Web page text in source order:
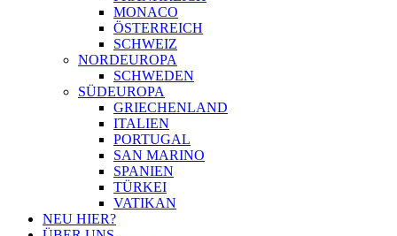
MONACO
ÖSTERREICH
SCHWEIZ
NORDEUROPA
SCHWEDEN
SÜDEUROPA
GRIECHENLAND
ITALIEN
PORTUGAL
SAN MARINO
SPANIEN
TÜRKEI
VATIKAN
NEU HIER?